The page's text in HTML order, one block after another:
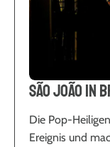
São João in
Die Pop-
Ereignis und